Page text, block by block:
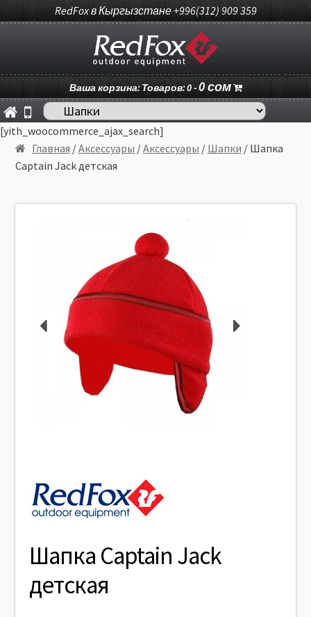
RedFox в Кыргызстане +996(312) 909 359
Ваша корзина: Товаров: 0 -0сом
[yith_woocommerce_ajax_search]
Главная /Аксессуары /Аксессуары / Шапки / Шапка
Captain Jack детская
Шапка Captain Jack
детская